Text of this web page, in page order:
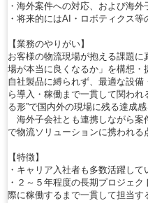
・海外案件への対応、および海
・将来的にはAI・ロボティクス
【業務のやりがい】
お客様の物流現場が抱える課題
場が本当に良くなるか」を構想・
自社製品に縛られず、最適な設
ら導入・稼働まで一貫して関われ
る形”で国内外の現場に残る達成感
海外子会社とも連携しながら案
で物流ソリューションに携われる
【特徴】
・キャリア入社者も多数活躍して
・２～５年程度の長期プロジェ
際に稼働するまで一貫して担当